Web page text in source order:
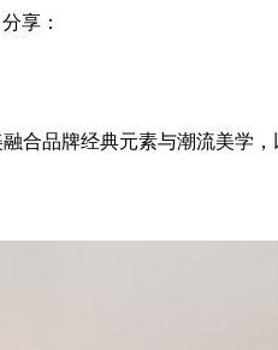
分享：
品牌经典元素与潮流美学